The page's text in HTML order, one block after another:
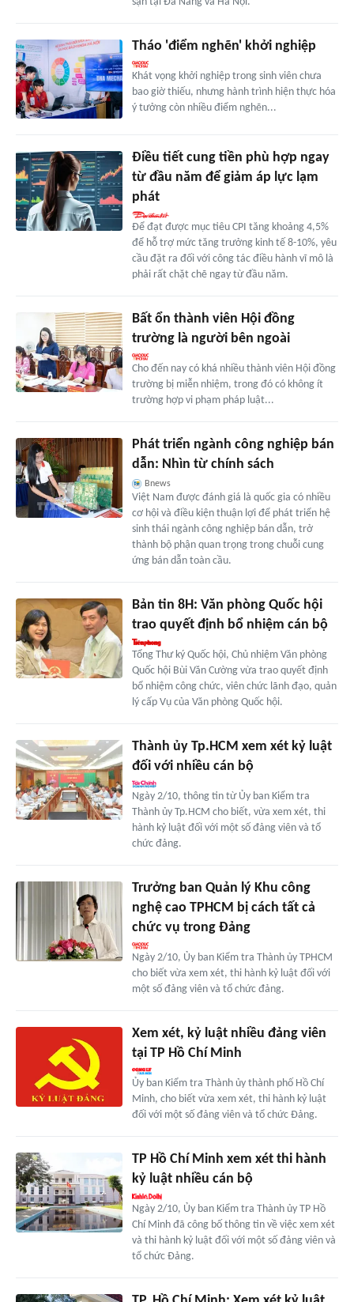
Tháo 'điểm nghẽn' khởi nghiệp
Khát vọng khởi nghiệp trong sinh viên chưa
bao giờ thiếu, nhưng hành trình hiện thực hóa
ý tưởng còn nhiều điểm nghẽn...
Điều tiết cung tiền phù hợp ngay
từ đầu năm để giảm áp lực lạm
phát
Để đạt được mục tiêu CPI tăng khoảng 4,5%
để hỗ trợ mức tăng trưởng kinh tế 8-10%, yêu
cầu đặt ra đối với công tác điều hành vĩ mô là
phải rất chặt chẽ ngay từ đầu năm.
Bất ổn thành viên Hội đồng
trường là người bên ngoài
Cho đến nay có khá nhiều thành viên Hội đồng
trường bị miễn nhiệm, trong đó có không ít
trường hợp vi phạm pháp luật...
Phát triển ngành công nghiệp bán
dẫn: Nhìn từ chính sách
Bnews
Việt Nam được đánh giá là quốc gia có nhiều
cơ hội và điều kiện thuận lợi để phát triển hệ
sinh thái ngành công nghiệp bán dẫn, trở
thành bộ phận quan trọng trong chuỗi cung
ứng bán dẫn toàn cầu.
Bản tin 8H: Văn phòng Quốc hội
trao quyết định bổ nhiệm cán bộ
Tổng Thư ký Quốc hội, Chủ nhiệm Văn phòng
Quốc hội Bùi Văn Cường vừa trao quyết định
bổ nhiệm công chức, viên chức lãnh đạo, quản
lý cấp Vụ của Văn phòng Quốc hội.
Thành ủy Tp.HCM xem xét kỷ luật
đối với nhiều cán bộ
Ngày 2/10, thông tin từ Ủy ban Kiểm tra
Thành ủy Tp.HCM cho biết, vừa xem xét, thi
hành kỷ luật đối với một số đảng viên và tổ
chức đảng.
Trưởng ban Quản lý Khu công
nghệ cao TPHCM bị cách tất cả
chức vụ trong Đảng
Ngày 2/10, Ủy ban Kiểm tra Thành ủy TPHCM
cho biết vừa xem xét, thi hành kỷ luật đối với
một số đảng viên và tổ chức đảng.
Xem xét, kỷ luật nhiều đảng viên
tại TP Hồ Chí Minh
Ủy ban Kiểm tra Thành ủy thành phố Hồ Chí
Minh, cho biết vừa xem xét, thi hành kỷ luật
đối với một số đảng viên và tổ chức Đảng.
TP Hồ Chí Minh xem xét thi hành
kỷ luật nhiều cán bộ
Ngày 2/10, Ủy ban Kiểm tra Thành ủy TP Hồ
Chí Minh đã công bố thông tin về việc xem xét
và thi hành kỷ luật đối với một số đảng viên và
tổ chức Đảng.